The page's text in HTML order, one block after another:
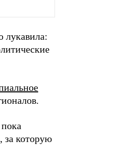
лукавила:
за которую